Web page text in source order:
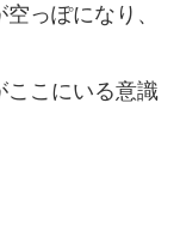
っぽになり、
ここにいる意識